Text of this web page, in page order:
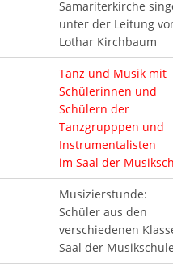
Samariterkirche
unter der Leitung
Lothar Kirchbaum
Tanz und Musik mit
Schülerinnen und
Schülern der
Tanzgrupppen und
Instrumentalisten
im Saal der
Musizierstunde:
Schüler aus den
verschiedenen
Saal der